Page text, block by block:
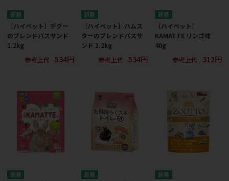
［ハイペット］デグー
のブレンドバスサンド
1.2kg
参考上代
534円
［ハイペット］ハムス
ターのブレンドバスサ
ンド 1.2kg
参考上代
534円
［ハイペット］
KAMATTE リンゴ味
40g
参考上代
312円